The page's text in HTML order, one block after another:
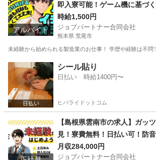
アルバイト
即入寮可能！ゲーム機に基づ
フ
時給1,500円
ジョブパートナー合同会社
熊本県 荒尾市
未経験から始められる製造業のお仕事！ 学歴や経験は不
熊本 荒尾市 工場 スタッフ
シール貼り
日払い 時給1400円〜
ヒバライドットコム
【島根県雲南市の求人】ガッ
見！寮費無料！日払い可！防
遮音カーテンの製造補助スタッ
月収284,000円
ジョブパートナー合同会社